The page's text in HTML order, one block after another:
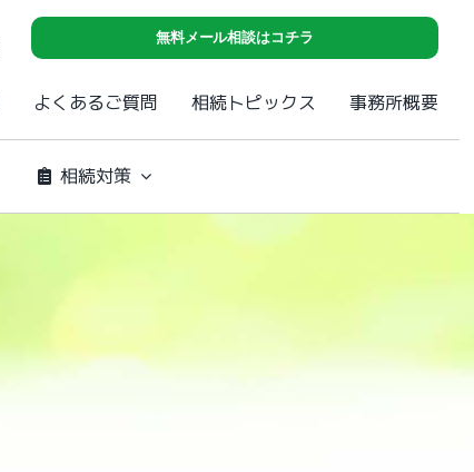
無料メール相談はコチラ
よくあるご質問 相続トピックス 事務所概要
相続対策